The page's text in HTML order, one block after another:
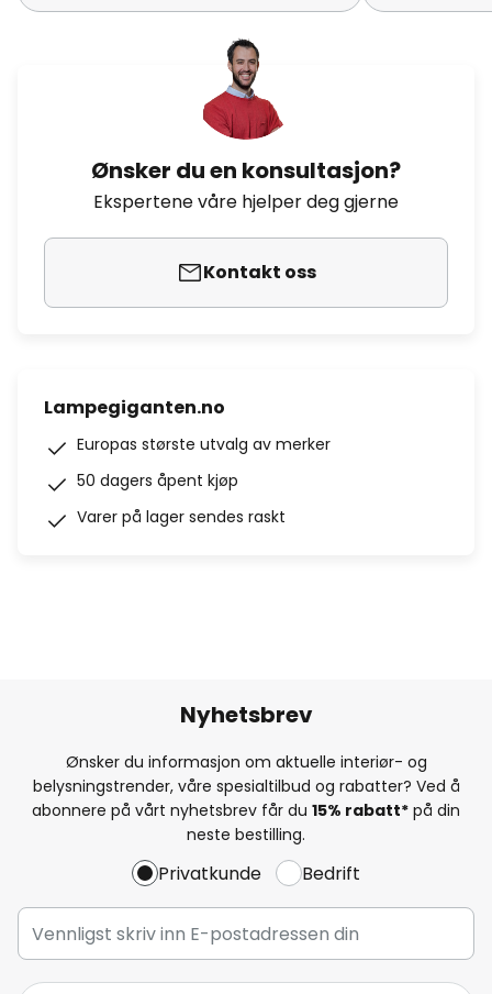
Ønsker du en konsultasjon?
Ekspertene våre hjelper deg gjerne
Kontakt oss
Lampegiganten.no
Europas største utvalg av merker
50 dagers åpent kjøp
Varer på lager sendes raskt
Nyhetsbrev
Ønsker du informasjon om aktuelle interiør- og
belysningstrender, våre spesialtilbud og rabatter? Ved å
abonnere på vårt nyhetsbrev får du 15% rabatt* på din
neste bestilling.
Privatkunde Bedrift